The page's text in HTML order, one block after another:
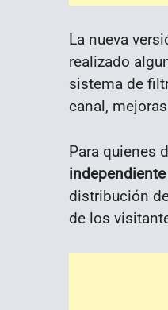
La nueva
realizado
sistema de
canal,
Para quienes
distribución
de los